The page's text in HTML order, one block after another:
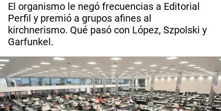
El organismo le negó frecuencias a Editorial
Perfil y premió a grupos afines al
kirchnerismo. Qué pasó con López, Szpolski y
Garfunkel.